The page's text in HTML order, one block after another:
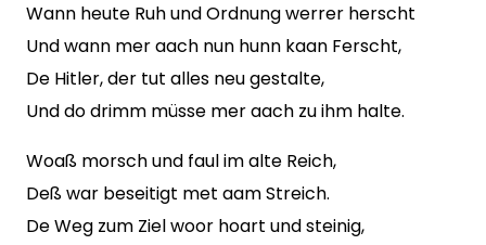
Wann heute Ruh und Ordnung werrer herscht
Und wann mer aach nun hunn kaan Ferscht,
De Hitler, der tut alles neu gestalte,
Und do drimm müsse mer aach zu ihm halte.
Woaß morsch und faul im alte Reich,
Deß war beseitigt met aam Streich.
De Weg zum Ziel woor hoart und steinig,